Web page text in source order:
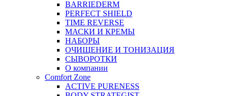
BARRIEDERM
PERFECT SHIELD
TIME REVERSE
МАСКИ И КРЕМЫ
НАБОРЫ
ОЧИЩЕНИЕ И ТОНИЗАЦИЯ
СЫВОРОТКИ
О компании
Comfort Zone
ACTIVE PURENESS